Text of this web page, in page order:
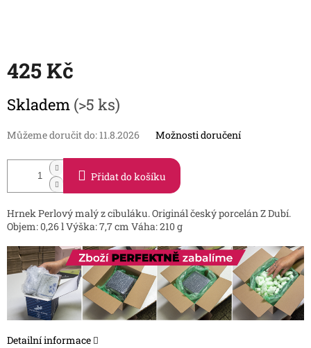
425 Kč
cena:
Skladem (>5 ks)
Můžeme doručit do: 11.8.2026 Možnosti doručení
Přidat do košíku
Hrnek Perlový malý z cibuláku. Originál český porcelán Z Dubí.
Objem: 0,26 l Výška: 7,7 cm Váha: 210 g
Detailní informace